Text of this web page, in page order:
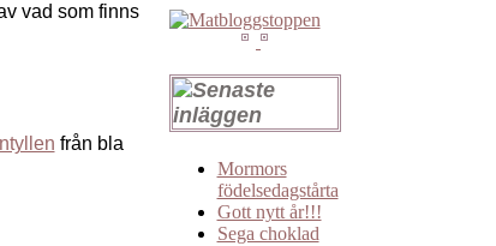
vad som finns
från bla
Mormors
födelsedagstårta
Gott nytt år!!!
Sega choklad